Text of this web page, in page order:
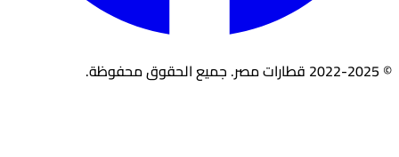
© 2022-2025 قطارات مصر. جميع الحقوق محفوظة.